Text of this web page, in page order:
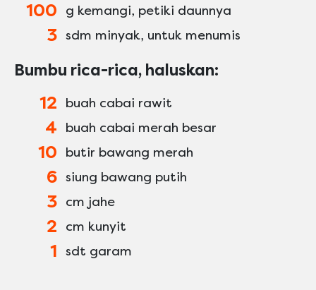
100 g kemangi, petiki daunnya
3 sdm minyak, untuk menumis
Bumbu rica-rica, haluskan:
12 buah cabai rawit
4 buah cabai merah besar
10 butir bawang merah
6 siung bawang putih
3 cm jahe
2 cm kunyit
1 sdt garam